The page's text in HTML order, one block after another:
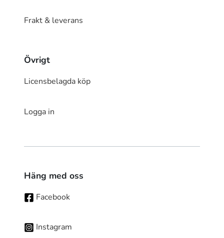
Frakt & leverans
Övrigt
Licensbelagda köp
Logga in
Häng med oss
Facebook
Instagram